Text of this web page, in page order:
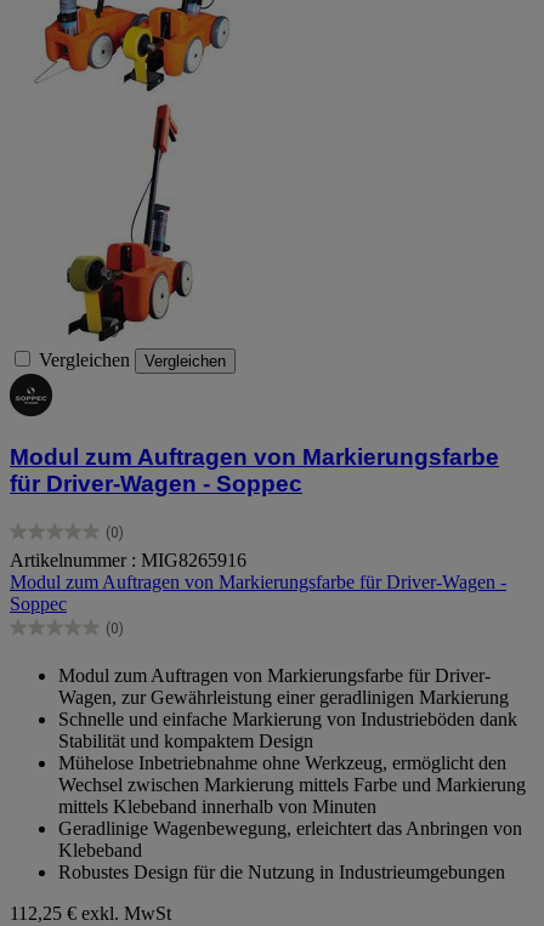
Vergleichen Vergleichen
Modul zum Auftragen von Markierungsfarbe
für Driver-Wagen - Soppec
(0)
0.0
von
5
Sternen.
Artikelnummer : MIG8265916
Modul zum Auftragen von Markierungsfarbe für Driver-Wagen -
Soppec
(0)
0.0
Sternen.
Modul zum Auftragen von Markierungsfarbe für Driver-
Wagen, zur Gewährleistung einer geradlinigen Markierung
Schnelle und einfache Markierung von Industrieböden dank
Stabilität und kompaktem Design
Mühelose Inbetriebnahme ohne Werkzeug, ermöglicht den
Wechsel zwischen Markierung mittels Farbe und Markierung
mittels Klebeband innerhalb von Minuten
Geradlinige Wagenbewegung, erleichtert das Anbringen von
Klebeband
Robustes Design für die Nutzung in Industrieumgebungen
112,25 € exkl. MwSt